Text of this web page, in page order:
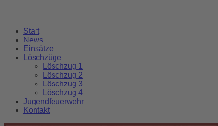
Start
News
Einsätze
Löschzüge
Löschzug 1
Löschzug 2
Löschzug 3
Löschzug 4
Jugendfeuerwehr
Kontakt